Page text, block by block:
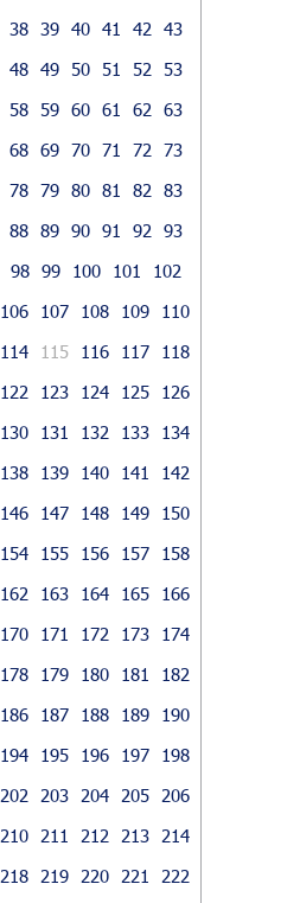
38 39 40 41 42
43
48 49 50 51 52
53
58 59 60 61 62
63
68 69 70 71 72
73
78 79 80 81 82
83
88 89 90 91 92
93
98 99 100 101
102
106 107 108 109
110
114 115 116 117
118
122 123 124 125
126
130 131 132 133
134
138 139 140 141
142
146 147 148 149
150
154 155 156 157
158
162 163 164 165
166
170 171 172 173
174
178 179 180 181
182
186 187 188 189
190
194 195 196 197
198
202 203 204 205
206
210 211 212 213
214
218 219 220 221
222